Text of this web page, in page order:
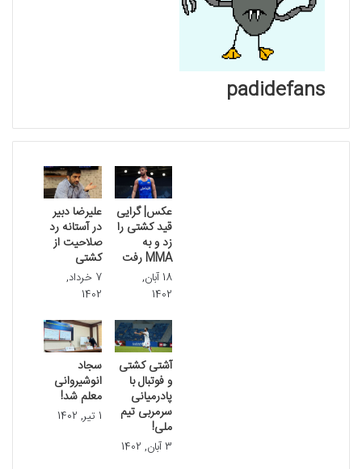
padidefans
عکس| گرایی
قید کشتی را
زد و به
MMA رفت
18 آبان,
1402
علیرضا دبیر
در آستانه رد
صلاحیت از
کشتی
7 خرداد,
1402
آشتی کشتی
و فوتبال با
پادرمیانی
سرمربی تیم
ملی!
3 آبان, 1402
سجاد
انوشیروانی
معلم شد!
1 تیر, 1402